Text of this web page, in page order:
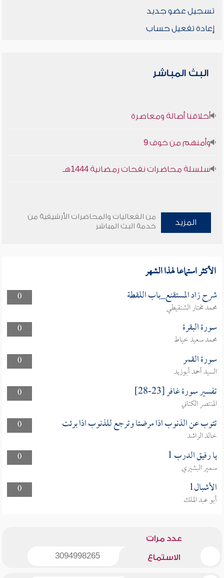
تسجيل عضو جديد
إعادة تفعيل حساب
البث المباشر
أخلاقنا أصالة ومعاصرة
وأمنهم من خوف 9
سلسلة محاضرات نفحات رمضانية 1444هـ
المزيد
من الفعاليات والمحاضرات الأرشيفية من
خدمة البث المباشر
الأكثر استماعا لهذا الشهر
0 شرح زاد المستقنع_باب اللقطة
محمد مختار الشنقيطي
0
سورة البقرة
محمد سعيد خياط
0
سورة القمر
السيد أحمد أبوزيد
0
تفسير سورة غافر [23-28]
المنتصر الكتاني
0
تتوب عن الذنوب اذا مرضتا وترجع للذنوب اذا برئت
خالد الراشد
0
يا رفيق الدرب 1
سمير البشيري
0
الأشبال1
أبو عبد الملك
عدد مرات
الاستماع 3094998265